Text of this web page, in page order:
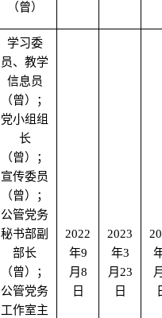
（曾）
学习委
员、教学
信息员
（曾）；
党小组组
长
（曾）；
宣传委员
（曾）；
公管党务
秘书部副
部长
（曾）；
公管党务
工作室主
2022
年9
月8
日
2023
年3
月 23
日